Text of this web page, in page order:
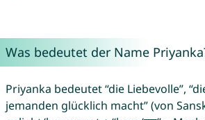
Was bedeutet der Name
Priyanka bedeutet “die Liebevolle”,
jemanden glücklich macht” (von